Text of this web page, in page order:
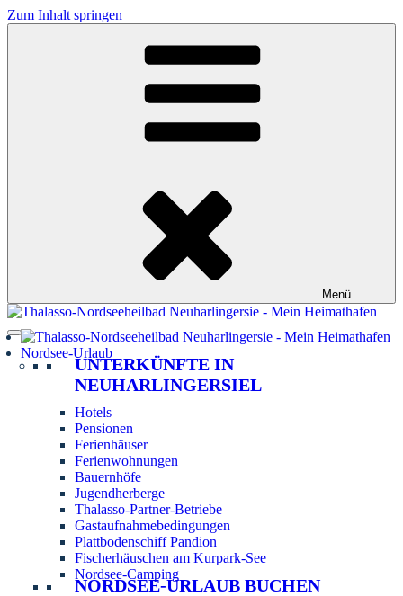
Zum Inhalt springen
Menü
Nordsee-Urlaub
UNTERKÜNFTE IN
NEUHARLINGERSIEL
Hotels
Pensionen
Ferienhäuser
Ferienwohnungen
Bauernhöfe
Jugendherberge
Thalasso-Partner-Betriebe
Gastaufnahmebedingungen
Plattbodenschiff Pandion
Fischerhäuschen am Kurpark-See
Nordsee-Camping
NORDSEE-URLAUB BUCHEN